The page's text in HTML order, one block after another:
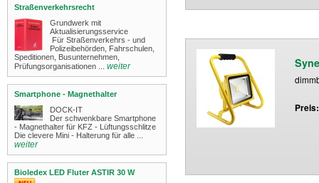
Straßenverkehrsrecht
Grundwerk mit
Aktualisierungsservice
Für Straßenverkehrs - und
Polizeibehörden, Fahrschulen,
Speditionen, Busunternehmen,
Prüfungsorganisationen ...
weiter
Smartphone - Magnethalter
DOCK-IT
Der schwenkbare Smartphone
- Magnethalter für KFZ - Lüftungsschlitze
Die clevere Mini - Halterung für alle ...
weiter
Bioledex LED Fluter ASTIR 30 W